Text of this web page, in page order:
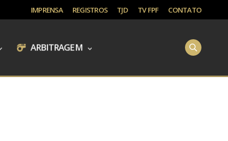
IMPRENSA REGISTROS TJD TV FPF CONTATO
ARBITRAGEM